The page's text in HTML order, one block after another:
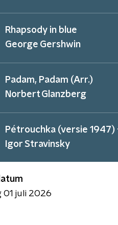
Rhapsody in blue
George Gershwin
Padam, Padam (Arr.)
Norbert Glanzberg
Pétrouchka (versie
Igor Stravinsky
01 juli 2026